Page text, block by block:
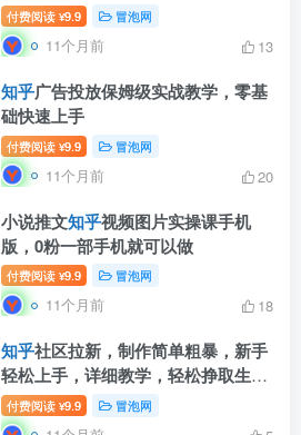
付费阅读 ¥9.9 冒泡网
11个月前 13
知乎广告投放保姆级实战教学，零基
础快速上手
付费阅读 ¥9.9 冒泡网
11个月前 20
小说推文知乎视频图片实操课手机
版，0粉一部手机就可以做
付费阅读 ¥9.9 冒泡网
11个月前 18
知乎社区拉新，制作简单粗暴，新手
轻松上手，详细教学，轻松挣取生活
费
付费阅读 ¥9.9 冒泡网